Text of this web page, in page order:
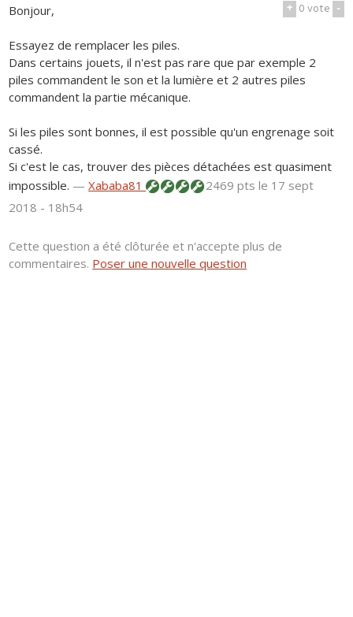
+ 0vote -
Bonjour,
Essayez de remplacer les piles.
Dans certains jouets, il n'est pas rare que par exemple 2
piles commandent le son et la lumière et 2 autres piles
commandent la partie mécanique.
Si les piles sont bonnes, il est possible qu'un engrenage soit
cassé.
Si c'est le cas, trouver des pièces détachées est quasiment
impossible. —Xababa81 2469 ptsle 17 sept
2018 - 18h54
Cette question a été clôturée et n'accepte plus de
commentaires. Poser une nouvelle question